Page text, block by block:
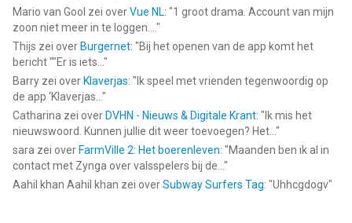
Mario van Gool zei overVue NL: "1 groot drama. Account van mijn
zoon niet meer in te loggen.... "
Thijs zei over Burgernet: "Bij het openen van de app komt het
bericht ""Er is iets... "
Barry zei over Klaverjas: " Ik speel met vrienden tegenwoordig op
de app ‘Klaverjas... "
Catharina zei over DVHN - Nieuws & Digitale Krant: " Ik mis het
nieuwswoord. Kunnen jullie dit weer toevoegen? Het... "
sara zei over FarmVille 2: Het boerenleven: "Maanden ben ik al in
contact met Zynga over valsspelers bij de... "
Aahil khan Aahil khan zei overSubway Surfers Tag: "Uhhcgdogv"